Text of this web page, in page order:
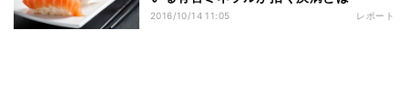
2016/10/14 11:05 レポート